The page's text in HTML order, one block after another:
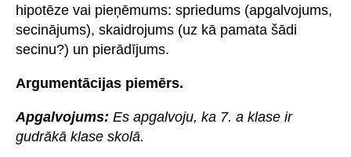
hipotēze vai pieņēmums: spriedums (apgalvojums,
secinājums), skaidrojums (uz kā pamata šādi
secinu?) un pierādījums.
Argumentācijas piemērs.
Apgalvojums: Es apgalvoju, ka 7. a klase ir
gudrākā klase skolā.